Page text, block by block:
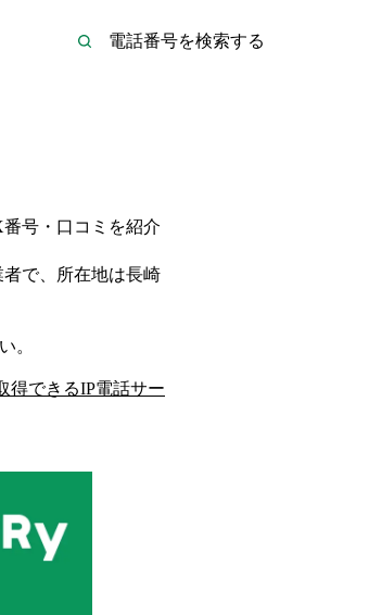
号・口コミを紹介
者で、所在地は長崎
。
得できるIP電話サー